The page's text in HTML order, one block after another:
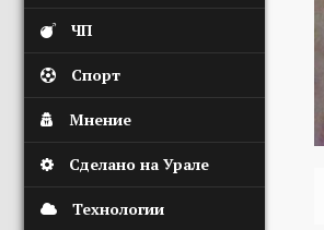
ЧП
Спорт
Мнение
Сделано на Урале
Технологии